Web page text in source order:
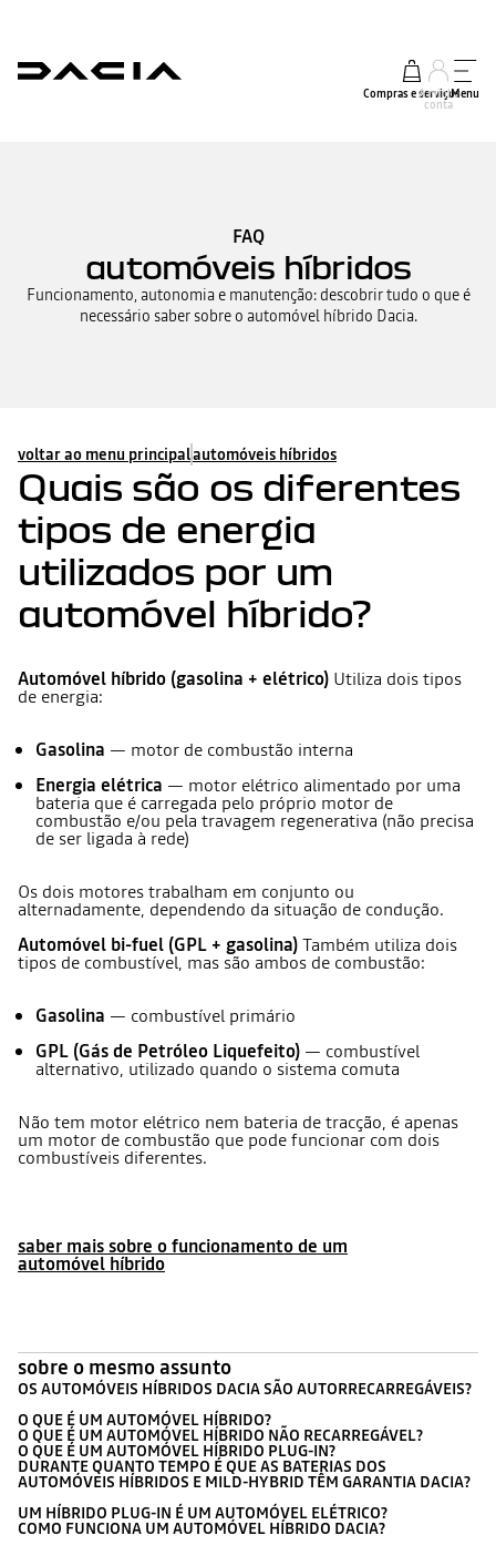
Compras e serviços
A minha
conta
Menu
FAQ
automóveis híbridos
Funcionamento, autonomia e manutenção: descobrir tudo o que é
necessário saber sobre o automóvel híbrido Dacia.
voltar ao menu principalautomóveis híbridos
Quais são os diferentes
tipos de energia
utilizados por um
automóvel híbrido?
Automóvel híbrido (gasolina + elétrico) Utiliza dois tipos
de energia:
Gasolina — motor de combustão interna
Energia elétrica — motor elétrico alimentado por uma
bateria que é carregada pelo próprio motor de
combustão e/ou pela travagem regenerativa (não precisa
de ser ligada à rede)
Os dois motores trabalham em conjunto ou
alternadamente, dependendo da situação de condução.
Automóvel bi-fuel (GPL + gasolina)Também utiliza dois
tipos de combustível, mas são ambos de combustão:
Gasolina — combustível primário
GPL (Gás de Petróleo Liquefeito) — combustível
alternativo, utilizado quando o sistema comuta
Não tem motor elétrico nem bateria de tracção, é apenas
um motor de combustão que pode funcionar com dois
combustíveis diferentes.
saber mais sobre o funcionamento de um
automóvel híbrido
sobre o mesmo assunto
OS AUTOMÓVEIS HÍBRIDOS DACIA SÃO AUTORRECARREGÁVEIS?
O QUE É UM AUTOMÓVEL HÍBRIDO?
O QUE É UM AUTOMÓVEL HÍBRIDO NÃO RECARREGÁVEL?
O QUE É UM AUTOMÓVEL HÍBRIDO PLUG-IN?
DURANTE QUANTO TEMPO É QUE AS BATERIAS DOS
AUTOMÓVEIS HÍBRIDOS E MILD-HYBRID TÊM GARANTIA DACIA?
UM HÍBRIDO PLUG-IN É UM AUTOMÓVEL ELÉTRICO?
COMO FUNCIONA UM AUTOMÓVEL HÍBRIDO DACIA?